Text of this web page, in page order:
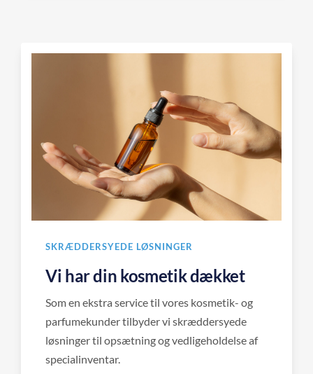
SKRÆDDERSYEDE LØSNINGER
Vi har din kosmetik dækket
Som en ekstra service til vores kosmetik- og
parfumekunder tilbyder vi skræddersyede
løsninger til opsætning og vedligeholdelse af
specialinventar.